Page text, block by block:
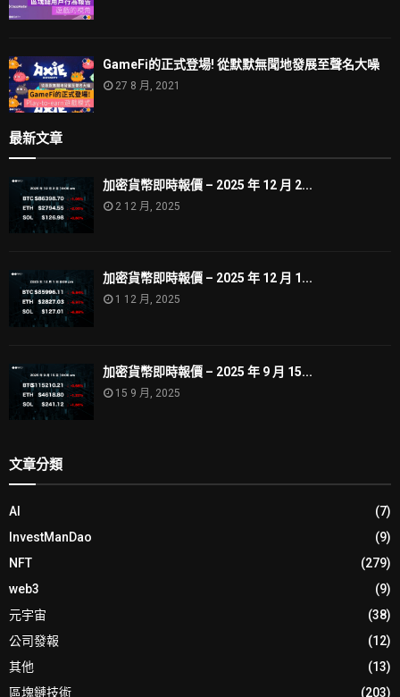
GameFi的正式登場! 從默默無聞地發展至聲名大噪
27 8 月, 2021
最新文章
加密貨幣即時報價 – 2025 年 12 月 2...
2 12 月, 2025
加密貨幣即時報價 – 2025 年 12 月 1...
1 12 月, 2025
加密貨幣即時報價 – 2025 年 9 月 15...
15 9 月, 2025
文章分類
AI
(7)
InvestManDao
(9)
NFT
(279)
web3
(9)
元宇宙
(38)
公司發報
(12)
其他
(13)
區塊鏈技術
(203)